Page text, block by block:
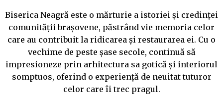
Biserica Neagră este o mărturie a istoriei și credinței
comunității brașovene, păstrând vie memoria celor
care au contribuit la ridicarea și restaurarea ei. Cu o
vechime de peste șase secole, continuă să
impresioneze prin arhitectura sa gotică și interiorul
somptuos, oferind o experiență de neuitat tuturor
celor care îi trec pragul.